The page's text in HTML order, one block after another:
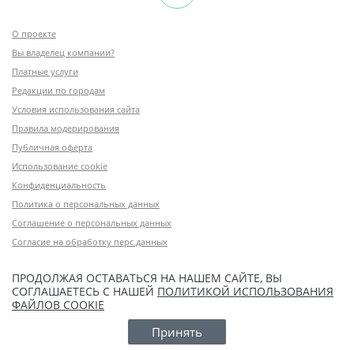
О проекте
Вы владелец компании?
Платные услуги
Редакции по городам
Условия использования сайта
Правила модерирования
Публичная оферта
Использование cookie
Конфиденциальность
Политика о персональных данных
Соглашение о персональных данных
Согласие на обработку перс.данных
ПРОДОЛЖАЯ ОСТАВАТЬСЯ НА НАШЕМ САЙТЕ, ВЫ
СОГЛАШАЕТЕСЬ С НАШЕЙ ПОЛИТИКОЙ ИСПОЛЬЗОВАНИЯ
ФАЙЛОВ COOKIE
Принять